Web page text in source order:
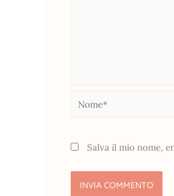
Nome*
Salva il mio nome,